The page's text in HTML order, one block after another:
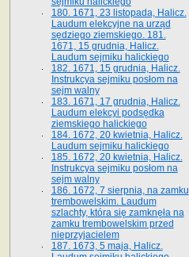
180. 1671, 23 listopada, Halicz.
Laudum elekcyjne na urząd
sędziego ziemskiego. 181.
1671, 15 grudnia, Halicz.
Laudum sejmiku halickiego
182. 1671, 15 grudnia, Halicz.
Instrukcya sejmiku posłom na
sejm walny
183. 1671, 17 grudnia, Halicz.
Laudum elekcyi podsędka
ziemskiego halickiego
184. 1672, 20 kwietnia, Halicz.
Laudum sejmiku halickiego
185. 1672, 20 kwietnia, Halicz.
Instrukcya sejmiku posłom na
sejm walny
186. 1672, 7 sierpnia, na zamku
trembowelskim. Laudum
szlachty, która się zamknęła na
zamku trembowelskim przed
nieprzyjacielem
187. 1673, 5 maja, Halicz.